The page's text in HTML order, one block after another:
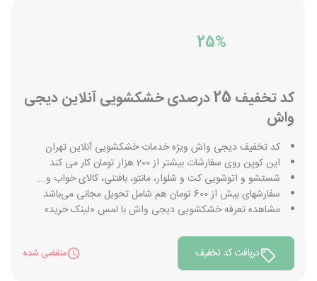
25%
کد تخفیف 25 درصدی خشکشویی آنلاین دیجی
واش
کد تخفیف دیجی واش ویژه خدمات خشکشویی آنلاین تهران
این کوپن روی سفارشات بیشتر از 200 هزار تومان کار می کند
شستشو و اتوشویی کت و شلوار، مانتو، بافتنی، کالای خواب و...
سفارشهای بیش از 600 تومان هم شامل تحویل مجانی می‌باشد
مشاهده تعرفه خشکشویی دیجی واش با لمس «لینک خرید»
دریافت کد تخفیف منقضی شده